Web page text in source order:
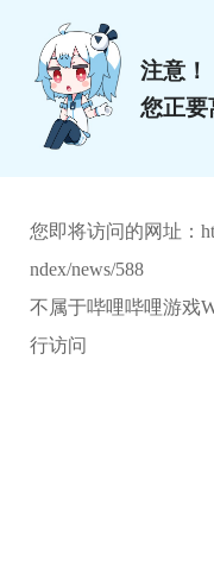
注意！
您正
您即将访问的网址：
ndex/news/588
不属于哔哩哔哩游戏
行访问